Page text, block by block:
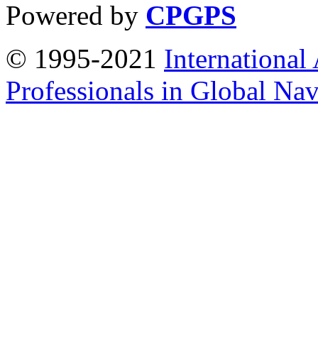
Powered by CPGPS
© 1995-2021 International
Professionals in Global